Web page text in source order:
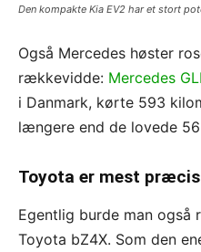
Den kompakte Kia EV2 har et stort
Også Mercedes høster
rækkevidde: Mercedes
i Danmark, kørte 593
længere end de lovede
Toyota er mest præcis
Egentlig burde man også
Toyota bZ4X. Som den